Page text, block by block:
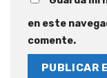
en este
comente.